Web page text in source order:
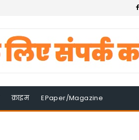
क्राइम EPaper/Magazine